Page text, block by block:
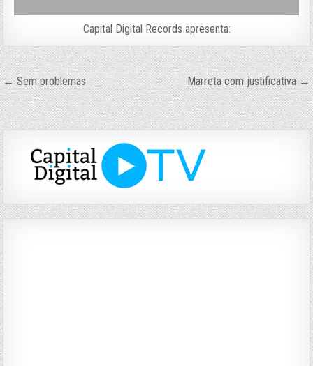
Capital Digital Records apresenta:
Navegação
de
Post
← Sem problemas Marreta com justificativa →